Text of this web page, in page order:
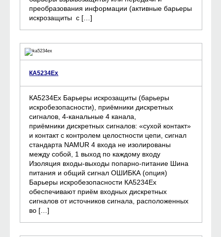
преобразования информации (активные барьеры
искрозащиты с […]
КА5234Ех
КА5234Ех Барьеры искрозащиты (барьеры
искробезопасности), приёмники дискретных
сигналов, 4-канальные 4 канала,
приёмники дискретных сигналов: «сухой контакт»
и контакт с контролем целостности цепи, сигнал
стандарта NAMUR 4 входа не изолированы
между собой, 1 выход по каждому входу
Изоляция входы-выходы попарно-питание Шина
питания и общий сигнал ОШИБКА (опция)
Барьеры искробезопасности КА5234Ех
обеспечивают приём входных дискретных
сигналов от источников сигнала, расположенных
во […]